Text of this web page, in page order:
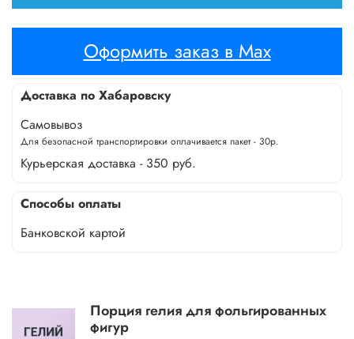
Оформить заказ в Max
Доставка по Хабаровску
Самовывоз
Для безопасной транспортировки оплачивается пакет - 30р.
Курьерская доставка - 350 руб.
Способы оплаты
Банковской картой
Порция гелия для фольгированных
фигур